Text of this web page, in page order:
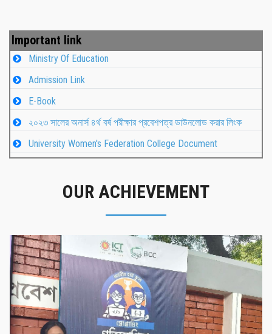
Important link
Ministry Of Education
Admission Link
E-Book
২০২৩ সালের অনার্স ৪র্থ বর্ষ পরীক্ষার প্রবেশপত্র ডাউনলোড করার লিংক
University Women's Federation College Document
OUR ACHIEVEMENT